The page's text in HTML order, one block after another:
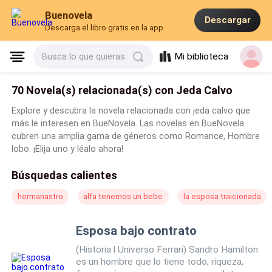
Buenovela
Descarga el libro gratis en la app
Descargar
Busca lo que quieras Mi biblioteca
70 Novela(s) relacionada(s) con Jeda Calvo
Explore y descubra la novela relacionada con jeda calvo que
más le interesen en BueNovela. Las novelas en BueNovela
cubren una amplia gama de géneros como Romance, Hombre
lobo. ¡Elija uno y léalo ahora!
Búsquedas calientes
hermanastro alfa tenemos un bebe la esposa traicionada
Esposa bajo contrato
(Historia l Universo Ferrari) Sandro Hamilton
es un hombre que lo tiene todo, riqueza,